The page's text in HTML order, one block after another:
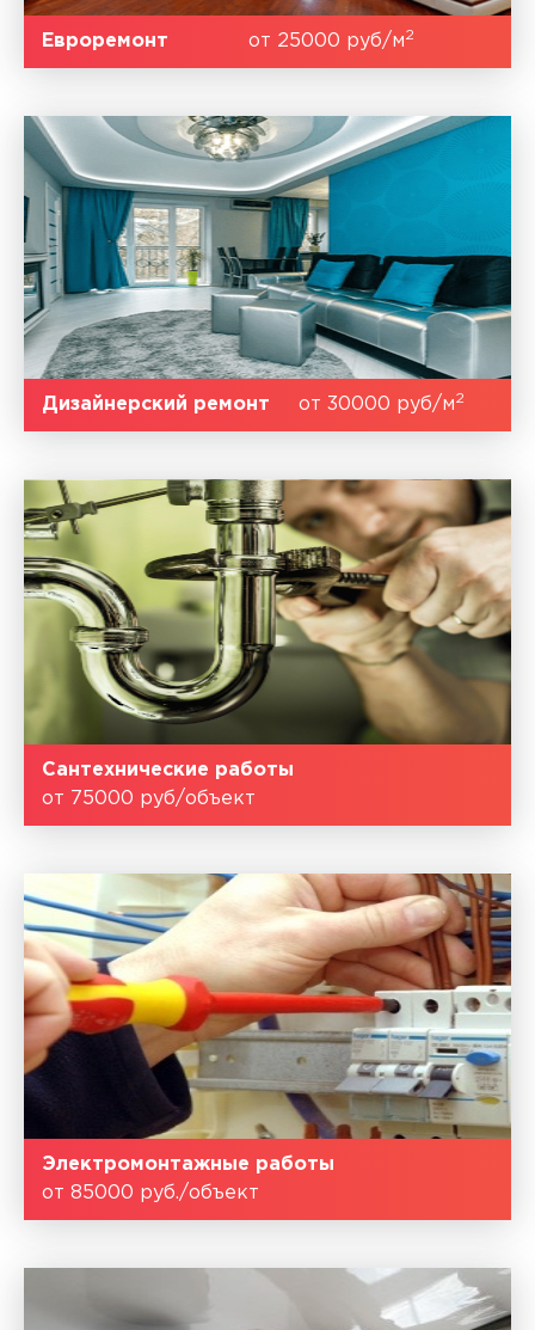
Евроремонт от 25000 руб/м2
Дизайнерский ремонт от 30000 руб/м2
Сантехнические работы
от 75000 руб/объект
Электромонтажные работы
от 85000 руб./объект